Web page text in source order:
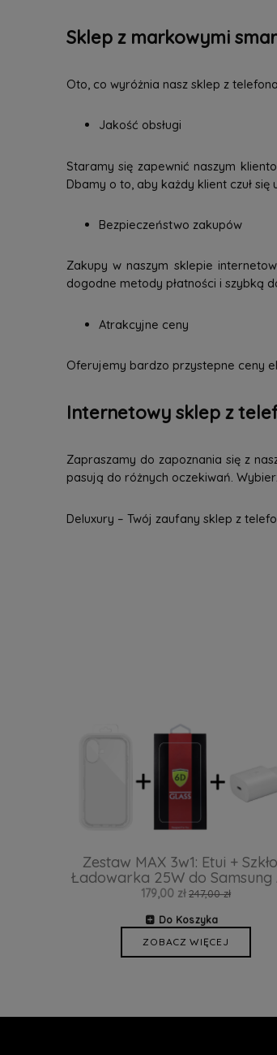
Sklep z markowymi
Oto, co wyróżnia nasz sklep z
Jakość obsługi
Staramy się zapewnić naszym
Dbamy o to, aby każdy klient czuł
Bezpieczeństwo zakupów
Zakupy w naszym sklepie
dogodne metody płatności i szybką
Atrakcyjne ceny
Oferujemy bardzo przystepne ceny
Internetowy sklep z
Zapraszamy do zapoznania się z
pasują do różnych oczekiwań.
Deluxury – Twój zaufany sklep z
Zestaw MAX 3w1: Etui +
Ładowarka 25W do Samsung
179,00 zł 247,00 zł
Do Koszyka
ZOBACZ WIĘCEJ